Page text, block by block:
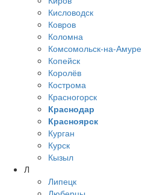
Кисловодск
Ковров
Коломна
Комсомольск-на-Амуре
Копейск
Королёв
Кострома
Красногорск
Краснодар
Красноярск
Курган
Курск
Кызыл
Л
Липецк